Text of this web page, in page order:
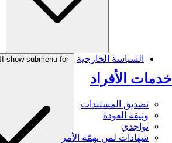
خدمات الأفراد
تصديق المستندات
وثيقة العودة
تواجدي
شهادات لمن يهمّه الأمر
السياسة الخارجية show submenu for السياسة الخارجية